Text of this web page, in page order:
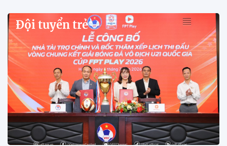
Xã Hùng Châu tưng bừng khai mạc giải bóng đá
truyền thống lần thứ VI
Giải bóng đá truyền thống xã Hùng Châu lần thứ VI
chính thức khởi tranh với sự tham gia của 14 đội
bóng, hứa hẹn mang đến những trận cầu hấp dẫn.
HLV Kim Sang Sik: "ĐT Việt Nam sẽ tung đội
hình mạnh nhất trước Campuchia"